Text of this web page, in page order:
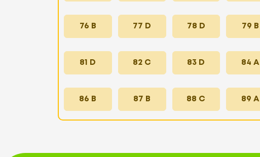
76 B 77 D 78 D 79 B
81 D 82 C 83 D 84 A
86 B 87 B 88 C 89 A